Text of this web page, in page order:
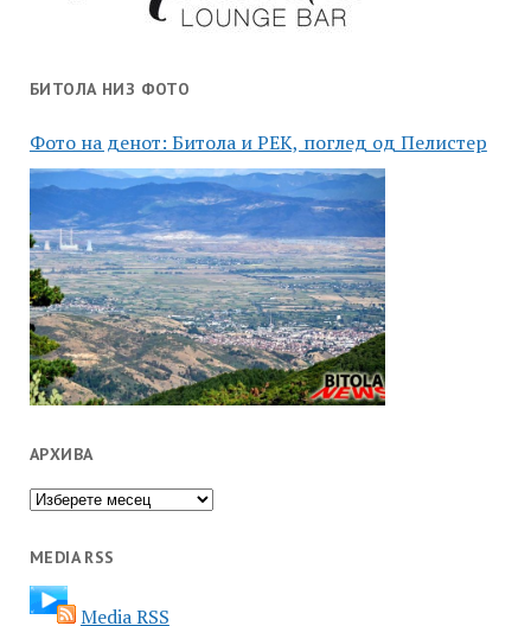
БИТОЛА НИЗ ФОТО
Фото на денот: Битола и РЕК, поглед од Пелистер
АРХИВА
Архива
MEDIA RSS
Media RSS